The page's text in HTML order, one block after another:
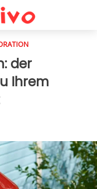
der
Ihrem